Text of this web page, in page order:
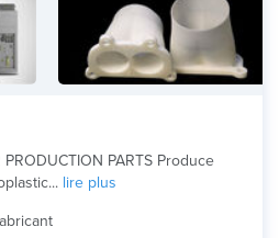
PARTS Produce
lire plus